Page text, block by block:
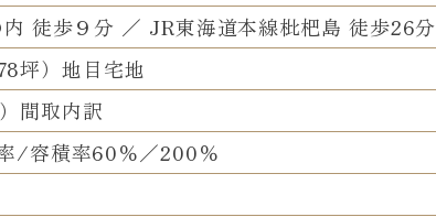
徒歩９分 ／ JR東海道本線枇杷島 徒歩26分
坪）地目宅地
間取内訳
/容積率60％／200％